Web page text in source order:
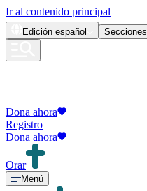
Ir al contenido principal
Edición español Secciones
Dona ahora
Registro
Dona ahora
Orar
Menú